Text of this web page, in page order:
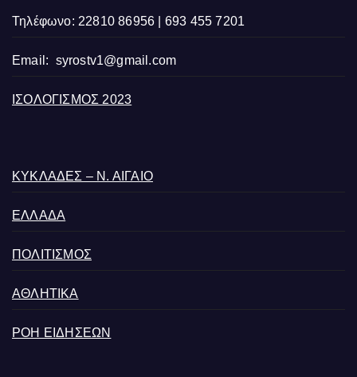
Τηλέφωνο: 22810 86956 | 693 455 7201
Email: syrostv1@gmail.com
ΙΣΟΛΟΓΙΣΜΟΣ 2023
ΚΥΚΛΑΔΕΣ – Ν. ΑΙΓΑΙΟ
ΕΛΛΑΔΑ
ΠΟΛΙΤΙΣΜΟΣ
ΑΘΛΗΤΙΚΑ
ΡΟΗ ΕΙΔΗΣΕΩΝ